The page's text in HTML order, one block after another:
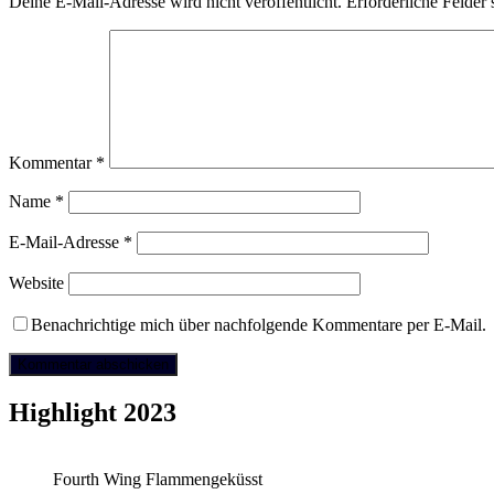
Kommentar *
Name *
E-Mail-Adresse *
Website
Benachrichtige mich über nachfolgende Kommentare per E-Mail.
Highlight 2023
Fourth Wing Flammengeküsst